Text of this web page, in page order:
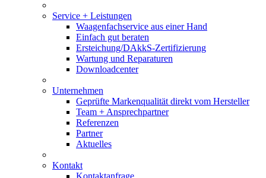
Service + Leistungen
Waagenfachservice aus einer Hand
Einfach gut beraten
Ersteichung/DAkkS-Zertifizierung
Wartung und Reparaturen
Downloadcenter
Unternehmen
Geprüfte Markenqualität direkt vom Hersteller
Team + Ansprechpartner
Referenzen
Partner
Aktuelles
Kontakt
Kontaktanfrage